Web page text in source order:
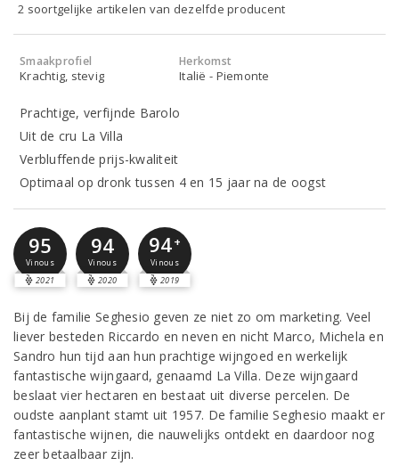
2 soortgelijke artikelen van dezelfde producent
Smaakprofiel
Krachtig, stevig
Herkomst
Italië - Piemonte
Prachtige, verfijnde Barolo
Uit de cru La Villa
Verbluffende prijs-kwaliteit
Optimaal op dronk tussen 4 en 15 jaar na de oogst
95
Vinous
2021
94
Vinous
2020
94+
Vinous
2019
Bij de familie Seghesio geven ze niet zo om marketing. Veel
liever besteden Riccardo en neven en nicht Marco, Michela en
Sandro hun tijd aan hun prachtige wijngoed en werkelijk
fantastische wijngaard, genaamd La Villa. Deze wijngaard
beslaat vier hectaren en bestaat uit diverse percelen. De
oudste aanplant stamt uit 1957. De familie Seghesio maakt er
fantastische wijnen, die nauwelijks ontdekt en daardoor nog
zeer betaalbaar zijn.